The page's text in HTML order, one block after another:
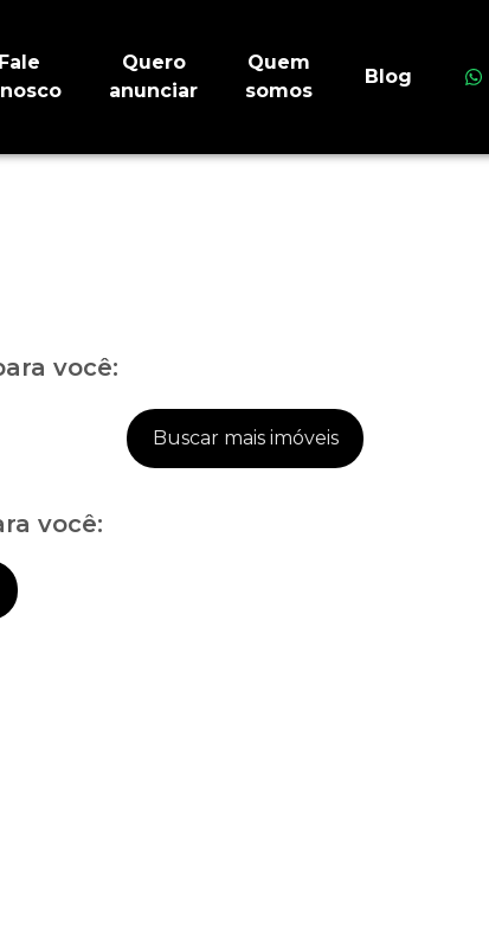
Fale
Quero
anunciar
Quem
somos
Blog
você:
Buscar mais imóveis
você: